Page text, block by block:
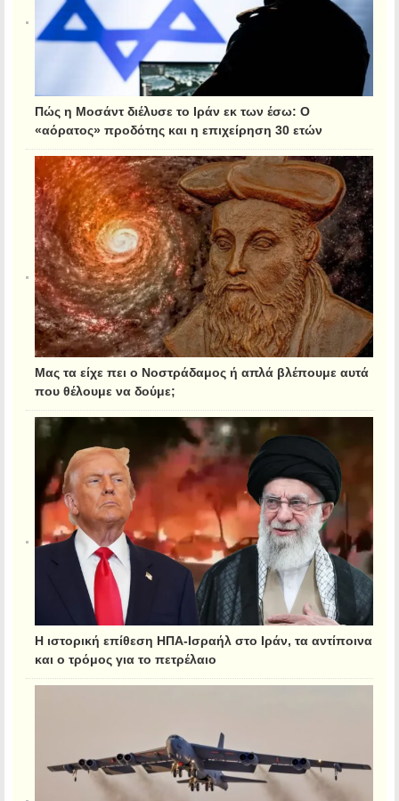
Πώς η Μοσάντ διέλυσε το Ιράν εκ των έσω: Ο
«αόρατος» προδότης και η επιχείρηση 30 ετών
Μας τα είχε πει ο Νοστράδαμος ή απλά βλέπουμε αυτά
που θέλουμε να δούμε;
Η ιστορική επίθεση ΗΠΑ-Ισραήλ στο Ιράν, τα αντίποινα
και ο τρόμος για το πετρέλαιο